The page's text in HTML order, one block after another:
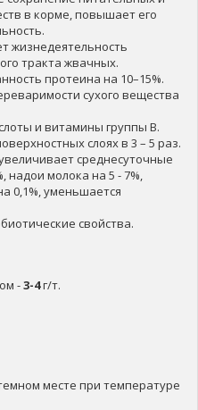
в корме, повышает его
жизнедеятельность
тракта жвачных.
протеина на 10–15%.
сухого вещества
и витамины группы В.
слоях в 3 – 5 раз.
среднесуточные
надои молока на 5 - 7%,
0,1%, уменьшается
свойства.
-3-4г/т.
месте при температуре